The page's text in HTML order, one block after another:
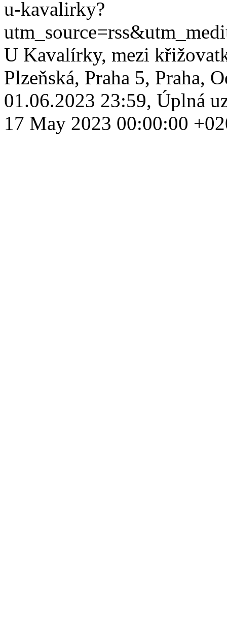
u-kavalirky?
U Kavalírky, mezi
Plzeňská, Praha 5, Praha,
01.06.2023 23:59, Úplná
17 May 2023 00:00:00